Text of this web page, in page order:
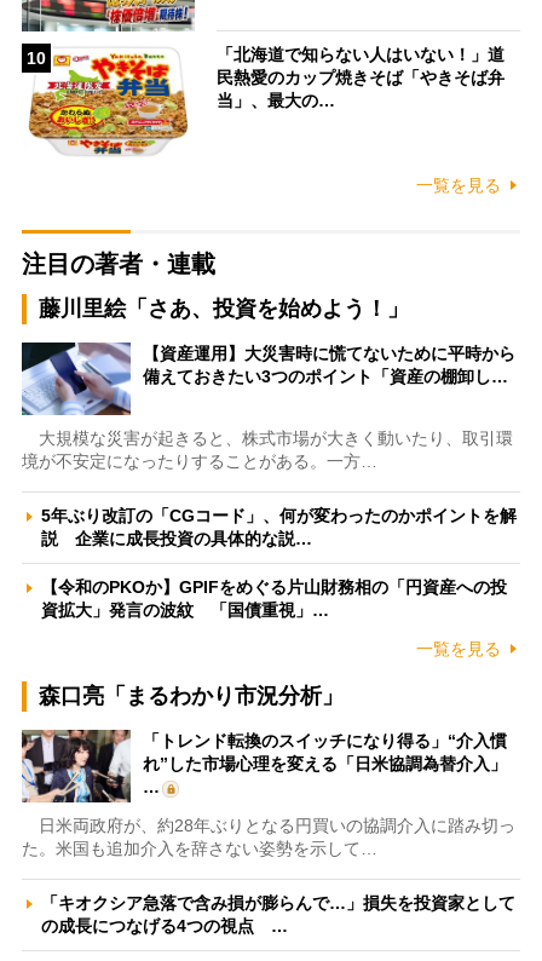
10
「北海道で知らない人はいない！」道
民熱愛のカップ焼きそば「やきそば弁
当」、最大の…
一覧を見る
注目の著者・連載
藤川里絵「さあ、投資を始めよう！」
【資産運用】大災害時に慌てないために平時から
備えておきたい3つのポイント「資産の棚卸し…
大規模な災害が起きると、株式市場が大きく動いたり、取引環
境が不安定になったりすることがある。一方…
5年ぶり改訂の「CGコード」、何が変わったのかポイントを解
説 企業に成長投資の具体的な説…
【令和のPKOか】GPIFをめぐる片山財務相の「円資産への投
資拡大」発言の波紋 「国債重視」…
一覧を見る
森口亮「まるわかり市況分析」
「トレンド転換のスイッチになり得る」“介入慣
れ”した市場心理を変える「日米協調為替介入」
…
日米両政府が、約28年ぶりとなる円買いの協調介入に踏み切っ
た。米国も追加介入を辞さない姿勢を示して…
「キオクシア急落で含み損が膨らんで…」損失を投資家として
の成長につなげる4つの視点 …